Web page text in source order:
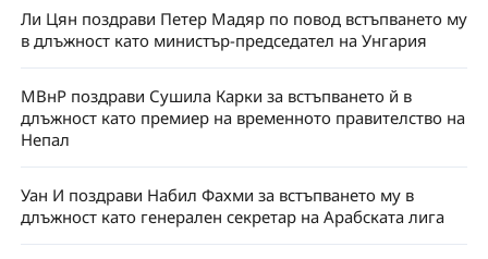
Ли Цян поздрави Петер Мадяр по повод встъпването му
в длъжност като министър-председател на Унгария
МВнР поздрави Сушила Карки за встъпването й в
длъжност като премиер на временното правителство на
Непал
Уан И поздрави Набил Фахми за встъпването му в
длъжност като генерален секретар на Арабската лига